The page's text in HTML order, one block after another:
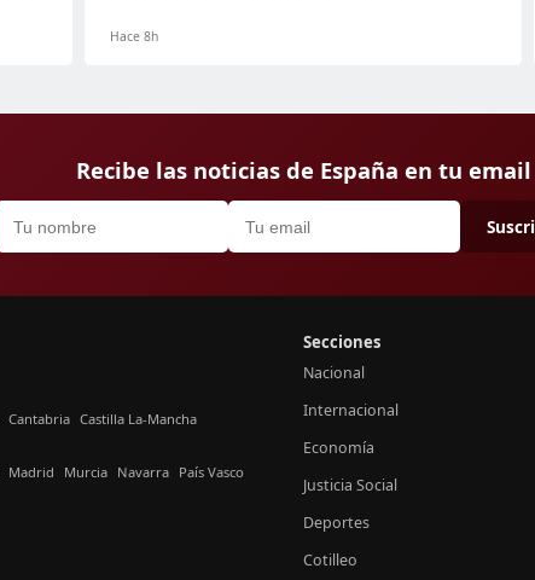
Hace 8h
Recibe las noticias de España en tu email
Cantabria Castilla La-Mancha
Madrid Murcia Navarra País Vasco
Secciones
Nacional
Internacional
Economía
Justicia Social
Deportes
Cotilleo